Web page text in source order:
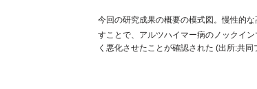
今回の研究成果の概要の模式図。慢性的
すことで、アルツハイマー病のノックイ
く悪化させたことが確認された (出所:共